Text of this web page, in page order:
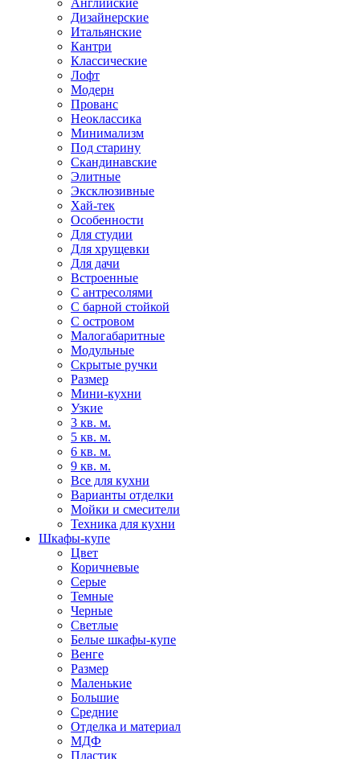
Английские
Дизайнерские
Итальянские
Кантри
Классические
Лофт
Модерн
Прованс
Неоклассика
Минимализм
Под старину
Скандинавские
Элитные
Эксклюзивные
Хай-тек
Особенности
Для студии
Для хрущевки
Для дачи
Встроенные
С антресолями
С барной стойкой
С островом
Малогабаритные
Модульные
Скрытые ручки
Размер
Мини-кухни
Узкие
3 кв. м.
5 кв. м.
6 кв. м.
9 кв. м.
Все для кухни
Варианты отделки
Мойки и смесители
Техника для кухни
Шкафы-купе
Цвет
Коричневые
Серые
Темные
Черные
Светлые
Белые шкафы-купе
Венге
Размер
Маленькие
Большие
Средние
Отделка и материал
МДФ
Пластик